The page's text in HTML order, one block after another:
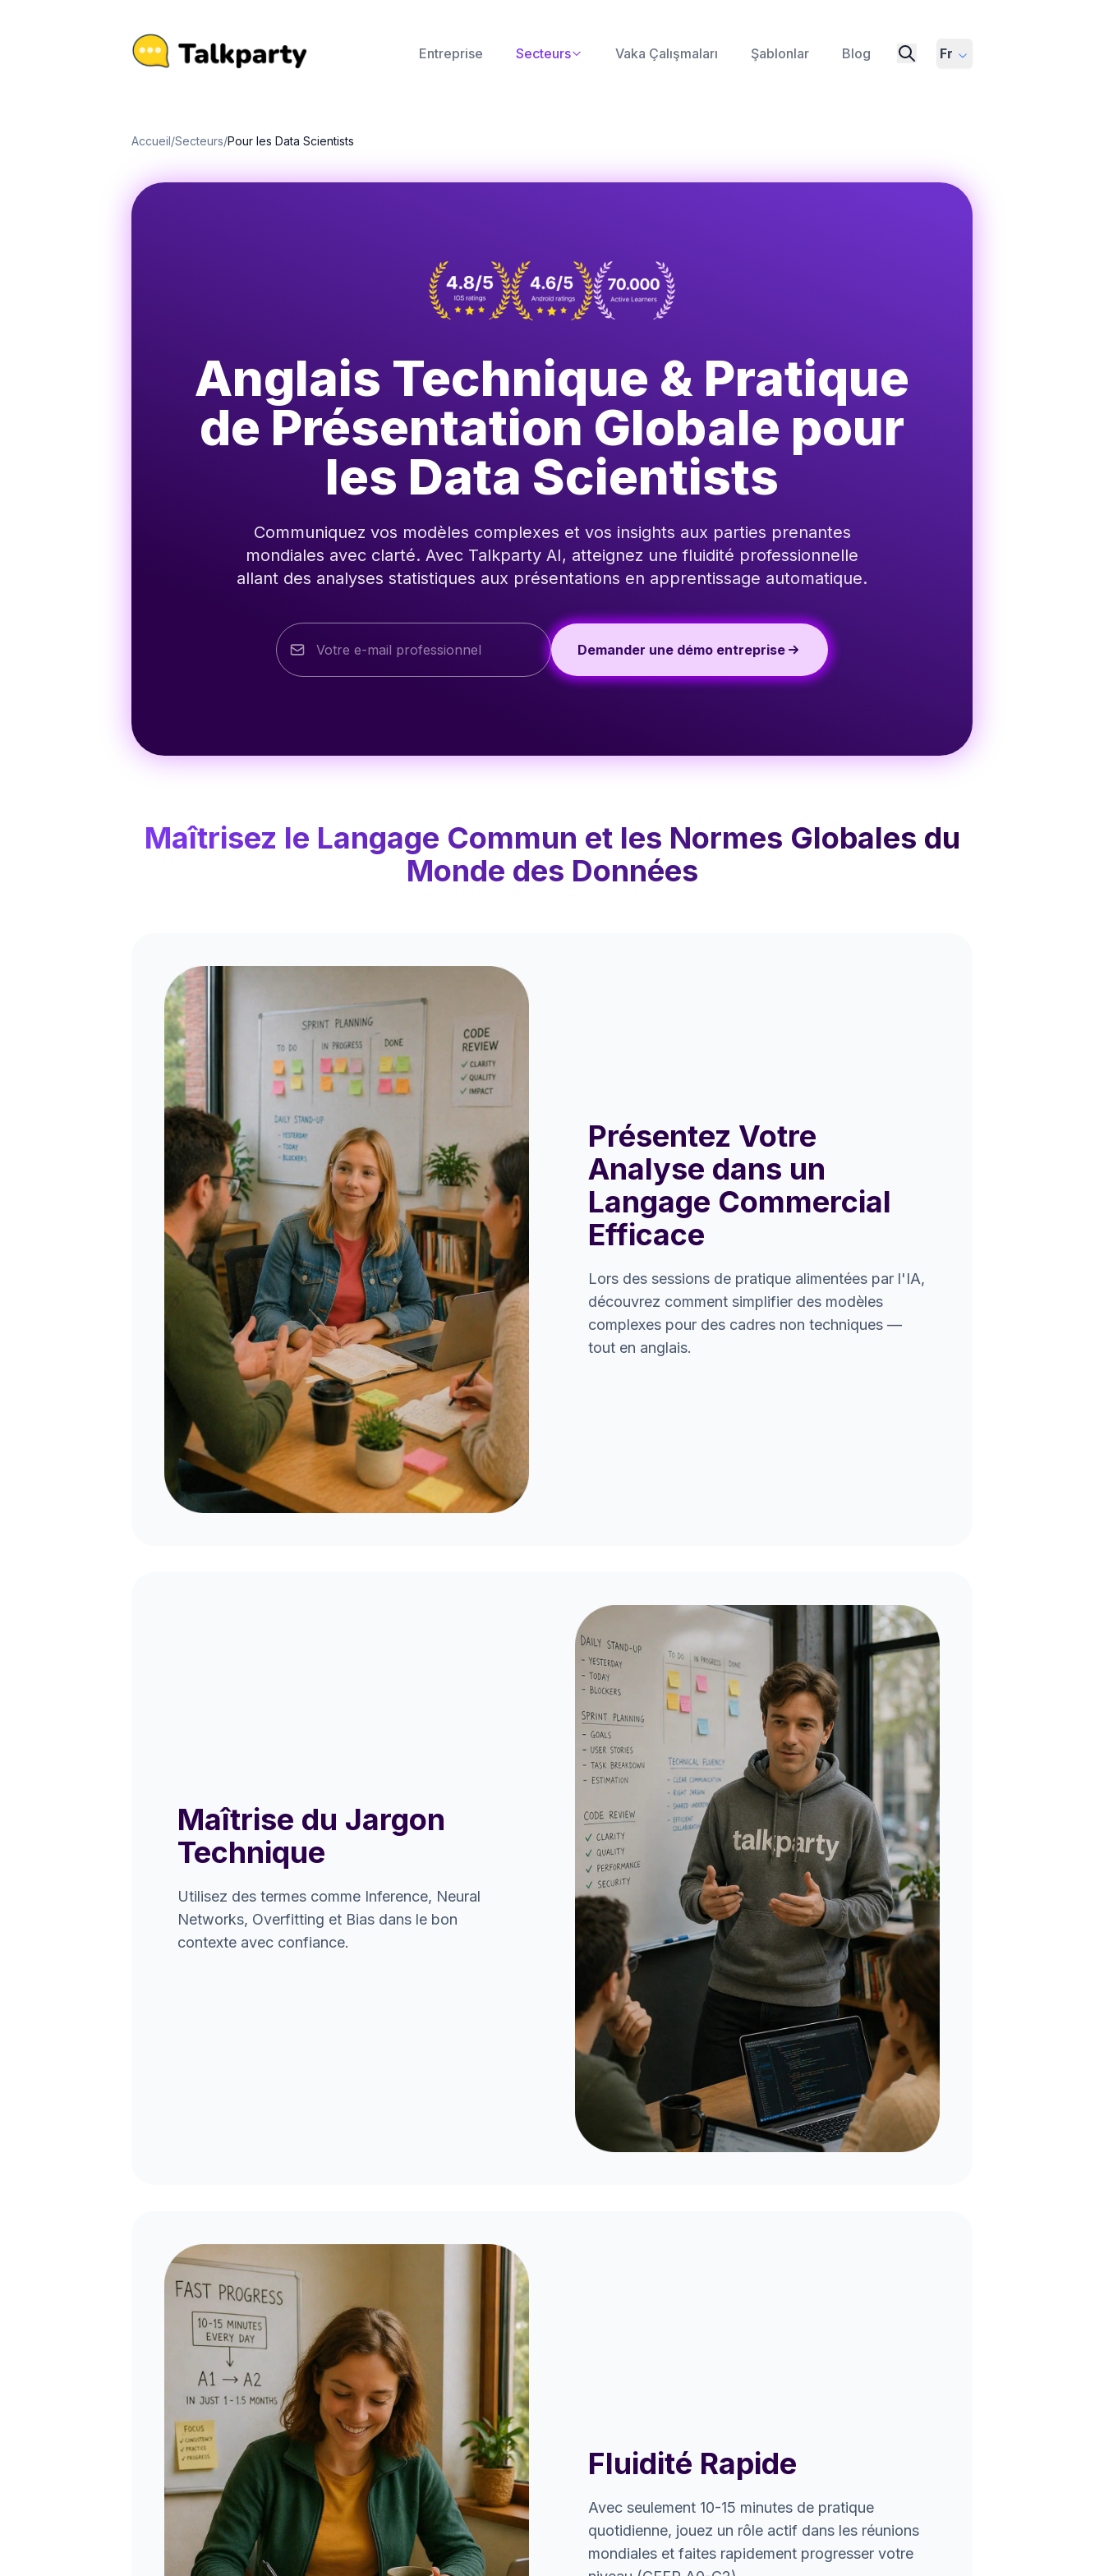
Entreprise Secteurs Vaka Çalışmaları Şablonlar Blog Fr
Accueil/Secteurs/Pour les Data Scientists
Anglais Technique & Pratique
de Présentation Globale pour
les Data Scientists
Communiquez vos modèles complexes et vos insights aux parties prenantes
mondiales avec clarté. Avec Talkparty AI, atteignez une fluidité professionnelle
allant des analyses statistiques aux présentations en apprentissage automatique.
Demander une démo entreprise
Maîtrisez le Langage Commun et les Normes Globales du
Monde des Données
Présentez Votre
Analyse dans un
Langage Commercial
Efficace
Lors des sessions de pratique alimentées par l'IA,
découvrez comment simplifier des modèles
complexes pour des cadres non techniques —
tout en anglais.
Maîtrise du Jargon
Technique
Utilisez des termes comme Inference, Neural
Networks, Overfitting et Bias dans le bon
contexte avec confiance.
Fluidité Rapide
Avec seulement 10-15 minutes de pratique
quotidienne, jouez un rôle actif dans les réunions
mondiales et faites rapidement progresser votre